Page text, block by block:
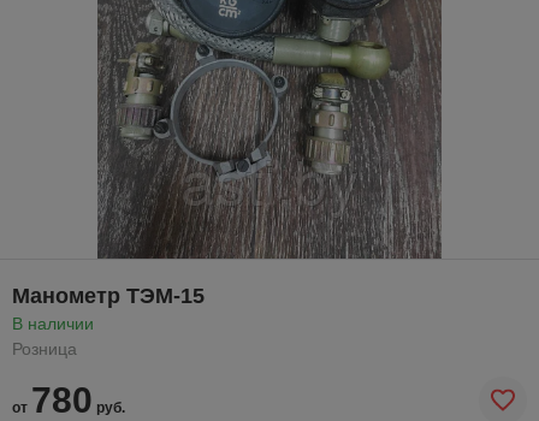
Манометр ТЭМ-15
В наличии
Розница
от 780 руб.